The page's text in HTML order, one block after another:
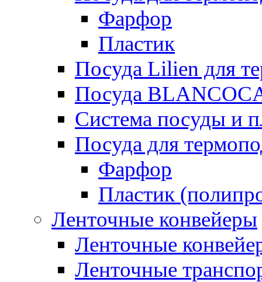
Фарфор
Пластик
Посуда Lilien для
Посуда
Система посуды и
Посуда для
Фарфор
Пластик
Ленточные конвейеры
Ленточные
Ленточные